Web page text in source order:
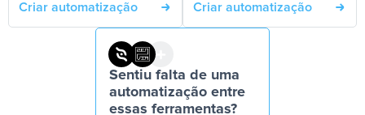
Criar automatização Criar automatização
Sentiu falta de uma
automatização entre
essas ferramentas?